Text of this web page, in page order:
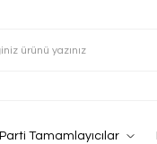
Parti Tamamlayıcılar